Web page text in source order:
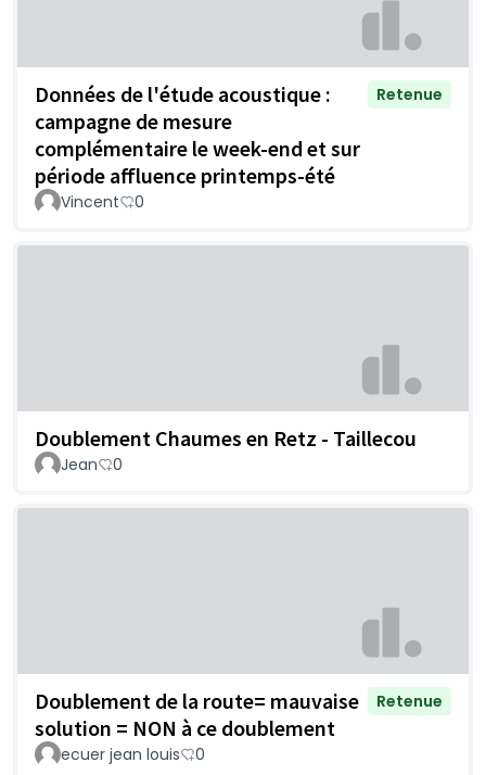
Données de l'étude acoustique :
campagne de mesure
complémentaire le week-end et sur
période affluence printemps-été
Retenue
Vincent 0
Doublement Chaumes en Retz - Taillecou
Jean 0
Doublement de la route= mauvaise
solution = NON à ce doublement
Retenue
ecuer jean louis 0